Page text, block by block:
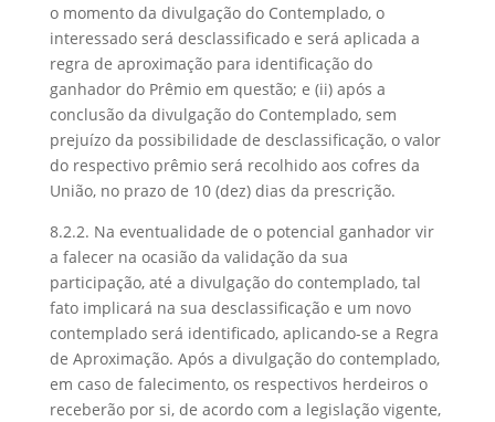
o momento da divulgação do Contemplado, o
interessado será desclassificado e será aplicada a
regra de aproximação para identificação do
ganhador do Prêmio em questão; e (ii) após a
conclusão da divulgação do Contemplado, sem
prejuízo da possibilidade de desclassificação, o valor
do respectivo prêmio será recolhido aos cofres da
União, no prazo de 10 (dez) dias da prescrição.
8.2.2. Na eventualidade de o potencial ganhador vir
a falecer na ocasião da validação da sua
participação, até a divulgação do contemplado, tal
fato implicará na sua desclassificação e um novo
contemplado será identificado, aplicando-se a Regra
de Aproximação. Após a divulgação do contemplado,
em caso de falecimento, os respectivos herdeiros o
receberão por si, de acordo com a legislação vigente,